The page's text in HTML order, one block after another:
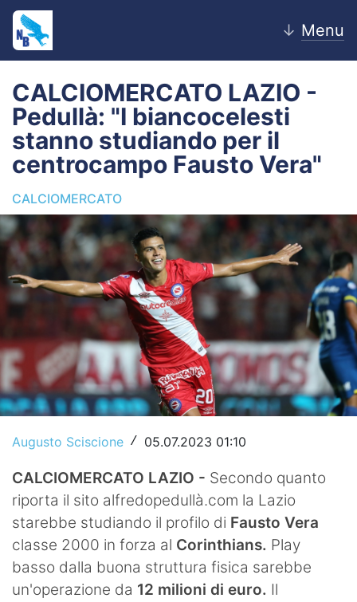
↓ Menu
Home
News
Editoriale
Pagelle
Settore Giovanile
Lazio Women
Calciomercato
Video
CALCIOMERCATO LAZIO -
Pedullà: "I biancocelesti
stanno studiando per il
centrocampo Fausto Vera"
CALCIOMERCATO
Augusto Sciscione / 05.07.2023 01:10
CALCIOMERCATO LAZIO - Secondo quanto
riporta il sito alfredopedullà.com la Lazio
starebbe studiando il profilo di Fausto Vera
classe 2000 in forza al Corinthians. Play
basso dalla buona struttura fisica sarebbe
un'operazione da 12 milioni di euro. Il